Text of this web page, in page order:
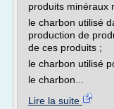
produits minéraux
le charbon utilisé
production de
de ces produits ;
le charbon utilisé
le charbon...
Lire la suite